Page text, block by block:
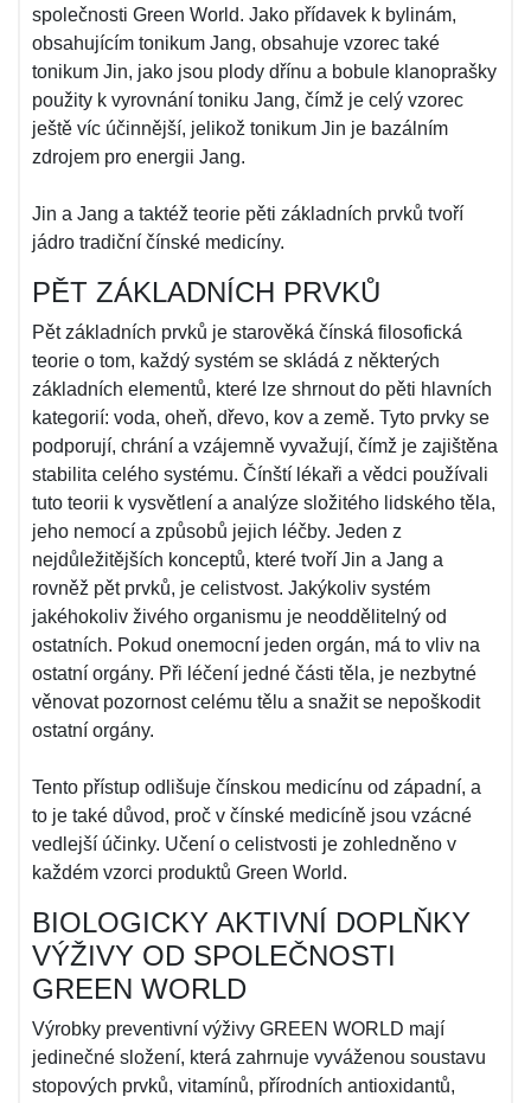
společnosti Green World. Jako přídavek k bylinám,
obsahujícím tonikum Jang, obsahuje vzorec také
tonikum Jin, jako jsou plody dřínu a bobule klanoprašky
použity k vyrovnání toniku Jang, čímž je celý vzorec
ještě víc účinnější, jelikož tonikum Jin je bazálním
zdrojem pro energii Jang.
Jin a Jang a taktéž teorie pěti základních prvků tvoří
jádro tradiční čínské medicíny.
PĚT ZÁKLADNÍCH PRVKŮ
Pět základních prvků je starověká čínská filosofická
teorie o tom, každý systém se skládá z některých
základních elementů, které lze shrnout do pěti hlavních
kategorií: voda, oheň, dřevo, kov a země. Tyto prvky se
podporují, chrání a vzájemně vyvažují, čímž je zajištěna
stabilita celého systému. Čínští lékaři a vědci používali
tuto teorii k vysvětlení a analýze složitého lidského těla,
jeho nemocí a způsobů jejich léčby. Jeden z
nejdůležitějších konceptů, které tvoří Jin a Jang a
rovněž pět prvků, je celistvost. Jakýkoliv systém
jakéhokoliv živého organismu je neoddělitelný od
ostatních. Pokud onemocní jeden orgán, má to vliv na
ostatní orgány. Při léčení jedné části těla, je nezbytné
věnovat pozornost celému tělu a snažit se nepoškodit
ostatní orgány.
Tento přístup odlišuje čínskou medicínu od západní, a
to je také důvod, proč v čínské medicíně jsou vzácné
vedlejší účinky. Učení o celistvosti je zohledněno v
každém vzorci produktů Green World.
BIOLOGICKY AKTIVNÍ DOPLŇKY
VÝŽIVY OD SPOLEČNOSTI
GREEN WORLD
Výrobky preventivní výživy GREEN WORLD mají
jedinečné složení, která zahrnuje vyváženou soustavu
stopových prvků, vitamínů, přírodních antioxidantů,